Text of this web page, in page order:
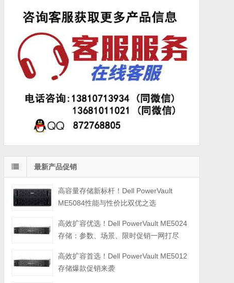
最新产品促销
高容量存储新标杆！Dell PowerVault
ME5084性能与性价比双优之选
高效扩容优选！Dell PowerVault ME5024
存储：参数、场景、限时促销一网打尽
高效扩容首选！Dell PowerVault ME5012
存储爆款促销来袭